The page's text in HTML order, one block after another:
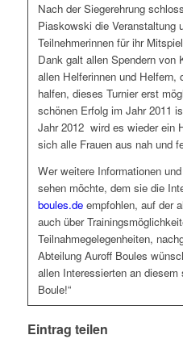
Nach der Siegerehrung
Piaskowski die Veranstaltung
Teilnehmerinnen für ihr
Dank galt allen Spendern von
allen Helferinnen und Helfern,
halfen, dieses Turnier erst
schönen Erfolg im Jahr 2011
Jahr 2012 wird es wieder ein
sich alle Frauen aus nah und
Wer weitere Informationen
sehen möchte, dem sie die
boules.deempfohlen, auf der
auch über
Teilnahmegelegenheiten,
Abteilung Auroff Boules
allen Interessierten an diesem
Boule!“
Eintrag teilen